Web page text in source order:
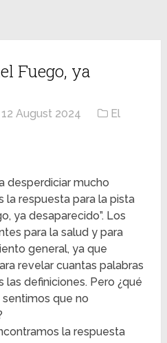
Fuego, ya
12 August 2024
El
desperdiciar mucho
la respuesta para la pista
ya desaparecido”. Los
para la salud y para
general, ya que
revelar cuantas palabras
definiciones. Pero ¿qué
que no
la respuesta